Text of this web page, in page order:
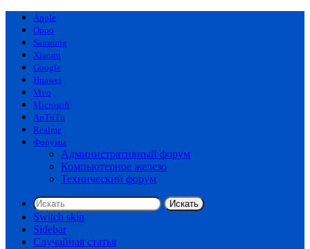
Apple
Oppo
Samsung
Xiaomi
Google
Huawei
Vivo
Microsoft
AnTuTu
Realme
Форумы
Административный форум
Компьютерное железо
Технический форум
Искать
Switch skin
Sidebar
Случайная статья